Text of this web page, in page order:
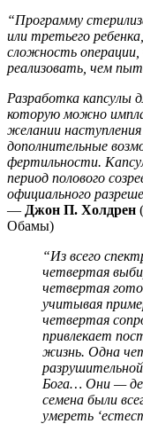
“Программу
или третьего
сложность
реализовать, чем
Разработка капсулы
которую можно
желании
дополнительные
фертильности.
период полового
официального
— Джон П. Холдрен
Обамы)
“Из всего
четвертая
четвертая
учитывая
четвертая
привлекает
жизнь. Одна
Бога… Они —
семена были
умереть